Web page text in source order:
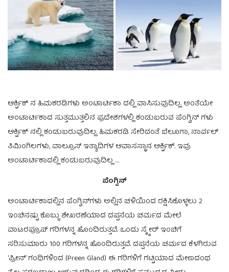
ಆರ್ಕ್ಟಿಕ್ ನ ಹಿಮಕರಡಿಗಳು ಅಂಟಾರ್ಟಿಕಾ ದಲ್ಲಿ ವಾಸಿಸುವುದಿಲ್ಲ. ಅಂತೆಯೇ
ಅಂಟಾರ್ಟಿಕಾದ ಸುತ್ತಮುತ್ತಲಿನ ಪ್ರದೇಶಗಳಲ್ಲಿ ಕಂಡುಬರುವ ಪೆಂಗ್ವಿನ್‌‌ ಗಳು
ಆರ್ಕ್ಟಿಕ್ ನಲ್ಲಿ ಕಂಡುಬರುವುದಿಲ್ಲ. ಹಿಮಕರಡಿ ಸೇರಿದಂತೆ ಬೆಲೂಗಾ, ನಾರ್ವಲ್
ತಿಮಿಂಗಿಲಗಳು, ವಾಲ್ರೂಸ್ ಇತ್ಯಾದಿಗಳ ಆವಾಸಸ್ಥಾನ ಆರ್ಕ್ಟಿಕ್. ಇವು
ಅಂಟಾರ್ಟಿಕಾದಲ್ಲಿ ಕಂಡುಬರುವುದಿಲ್ಲ …
ಪೆಂಗ್ವಿನ್
ಅಂಟಾರ್ಟಿಕಾದಲ್ಲಿನ ಪೆಂಗ್ವಿನ್‌‌ಗಳು ಅಲ್ಲಿನ ಚಳಿಯಿಂದ ರಕ್ಷಿಸಿಕೊಳ್ಳಲು 2
ಇಂಚಿನಷ್ಟು ಕೊಬ್ಬು ಶೇಖರಣೆಯಾದ ದಪ್ಪನೆಯ ಚರ್ಮದ ಮೇಲೆ
ವಾಟರಪ್ರೂಪ್ ಗರಿಗಳನ್ನ ಹೊಂದಿರುತ್ತವೆ. ಒಂದು ಸ್ಕ್ವೇರ್ ಇಂಚಿಗೆ
ಸರಿಸುಮಾರು 100 ಗರಿಗಳನ್ನ ಹೊಂದಿರುತ್ತವೆ. ದಪ್ಪನೆಯ ಚರ್ಮದ ಕೆಳಗಿರುವ
‘ಪ್ರೀನ್’ ಗಂಥಿಗಳಿಂದ (Preen Gland) ಈ ಗರಿಗಳಿಗೆ ಗಟ್ಟಿಯಾದ ಮೇಣದಂಥ